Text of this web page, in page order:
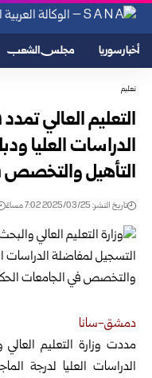
أخبار سوريا مجلس الشعب
تعليم
التعليم العالي
الدراسات العليا
التأهيل ‏والتخصص
تاريخ النشر: 2025/03/25 7:02 مساءً
دمشق-سانا
‏مددت وزارة التعليم
الدراسات ‏العليا ‏لدرجة